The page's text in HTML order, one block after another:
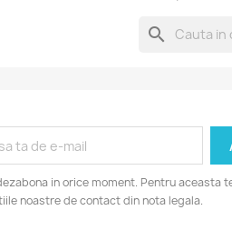
search
in orice moment. Pentru aceasta
noastre de contact din nota legala.